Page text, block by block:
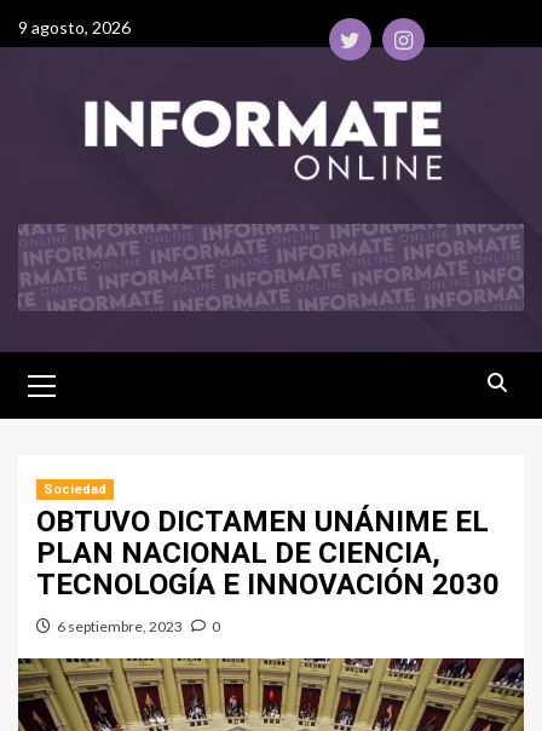
9 agosto, 2026
Sociedad
OBTUVO DICTAMEN UNÁNIME EL
PLAN NACIONAL DE CIENCIA,
TECNOLOGÍA E INNOVACIÓN 2030
6 septiembre, 2023 0